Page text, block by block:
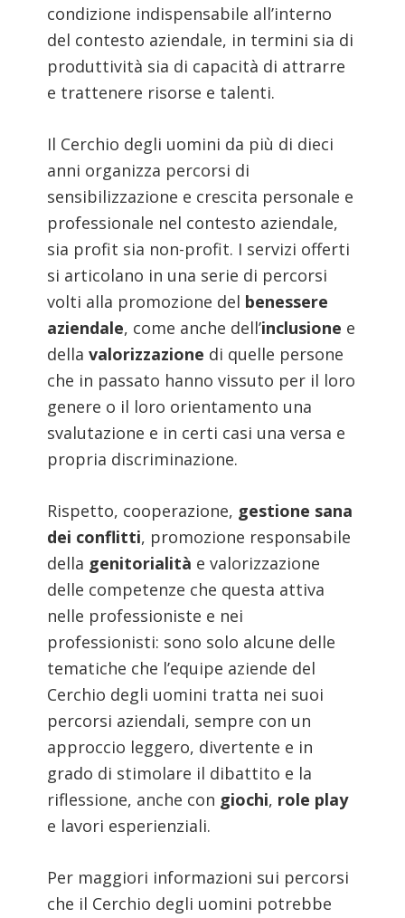
condizione indispensabile all’interno
del contesto aziendale, in termini sia di
produttività sia di capacità di attrarre
e trattenere risorse e talenti.
Il Cerchio degli uomini da più di dieci
anni organizza percorsi di
sensibilizzazione e crescita personale e
professionale nel contesto aziendale,
sia profit sia non-profit. I servizi offerti
si articolano in una serie di percorsi
volti alla promozione del benessere
aziendale, come anche dell’inclusione e
dellavalorizzazione di quelle persone
che in passato hanno vissuto per il loro
genere o il loro orientamento una
svalutazione e in certi casi una versa e
propria discriminazione.
Rispetto, cooperazione, gestione sana
dei conflitti, promozione responsabile
della genitorialità e valorizzazione
delle competenze che questa attiva
nelle professioniste e nei
professionisti: sono solo alcune delle
tematiche che l’equipe aziende del
Cerchio degli uomini tratta nei suoi
percorsi aziendali, sempre con un
approccio leggero, divertente e in
grado di stimolare il dibattito e la
riflessione, anche con giochi, role play
e lavori esperienziali.
Per maggiori informazioni sui percorsi
che il Cerchio degli uomini potrebbe